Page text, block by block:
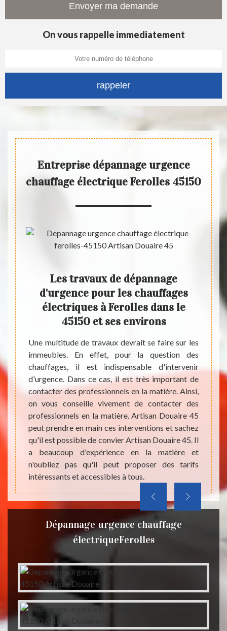
On vous rappelle immediatement
Entreprise dépannage urgence
chauffage électrique Ferolles 45150
la
le
ces
est
la
et
très
de
Les travaux de dépannage
d'urgence pour les chauffages
électriques à Ferolles dans le
45150 et ses environs
Une multitude de travaux devrait se faire sur les
immeubles. En effet, pour la question des
chauffages, il est indispensable d'intervenir
d'urgence. Dans ce cas, il est très important de
contacter des professionnels en la matière. Ainsi,
on vous conseille vivement de contacter des
professionnels en la matière. Artisan Douaire 45
peut prendre en main ces interventions et sachez
qu'il est possible de convier Artisan Douaire 45. Il
a beaucoup d'expérience en la matière et
n'oubliez pas qu'il peut proposer des tarifs
intéressants et accessibles à tous.
Les
ces
des
peut
sans
Dépannage urgence chauffage
électriqueFerolles